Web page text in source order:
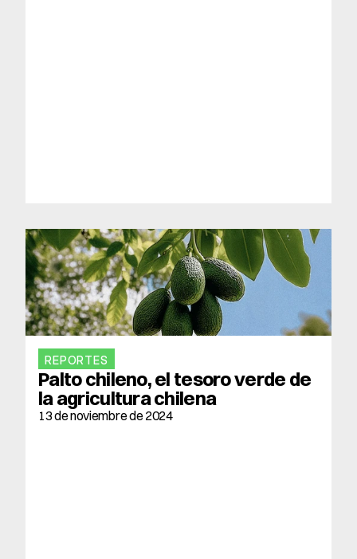
REPORTES
Palto chileno, el tesoro verde de
la agricultura chilena
13 de noviembre de 2024